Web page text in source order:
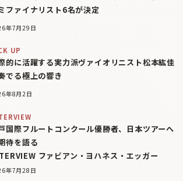
ファイナリスト6名が決定
年7月29日
UP
的に活躍する実力派ヴァイオリニスト松本紘佳
でる極上の響き
年8月2日
国際フルートコンクール優勝者、日本ツアーへ
待を語る
ファビアン・ヨハネス・エッガー
年7月28日